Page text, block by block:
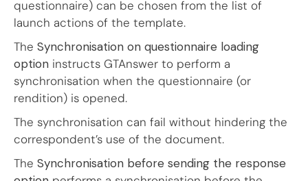
questionnaire) can be chosen from the list of
launch actions of the template.
The Synchronisation on questionnaire loading
option instructs GTAnswer to perform a
synchronisation when the questionnaire (or
rendition) is opened.
The synchronisation can fail without hindering the
correspondent’s use of the document.
The Synchronisation before sending the response